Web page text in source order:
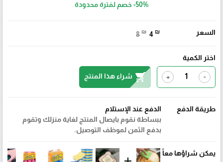
-50% خصم لفترة محدودة
السعر 8 ₪ 4 ₪
اختر الكمية
-
+
shopping_cart شراء هذا المنتج
طريقة الدفع
الدفع عند الإستلام
ببساطة نقوم بايصال المنتج لغاية منزلك وتقوم
بدفع الثمن لموظف التوصيل.
يمكن شراؤها معاً